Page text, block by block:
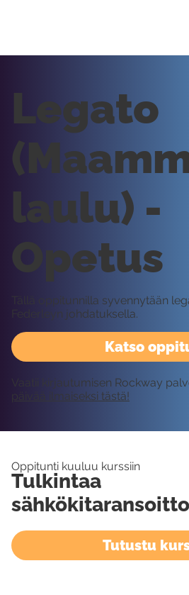
Katso
Legato
laulu) -
Opetus
Tällä oppitunnilla syvennytään
Federleyn johdatuksella.
Vaatii kirjautumisen Rockway
päivää ilmaiseksi tästä!
Oppitunti kuuluu kurssiin
Tulkintaa
Tutustu